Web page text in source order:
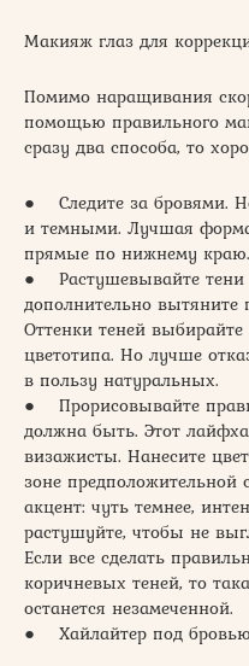
Макияж глаз для
Помимо наращивания
помощью правильного
сразу два способа, то
● Следите за бровями.
и темными. Лучшая
прямые по нижнему краю.
● Растушевывайте тени
дополнительно вытяните
Оттенки теней выбирайте
цветотипа. Но лучше
в пользу натуральных.
● Прорисовывайте
должна быть. Этот
визажисты. Нанесите
зоне предположительной
акцент: чуть темнее,
растушуйте, чтобы не
Если все сделать
коричневых теней, то
останется незамеченной.
● Хайлайтер под бровью